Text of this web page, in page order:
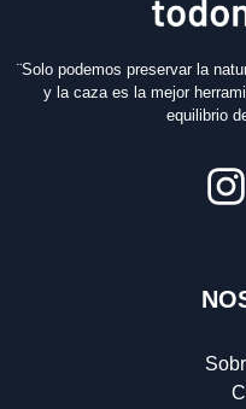
¨Solo podemos preservar la
y la caza es la mejor
equilibrio